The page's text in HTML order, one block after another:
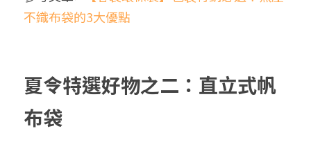
不織布袋的3大優點
夏令特選好物之二：直立式帆
布袋